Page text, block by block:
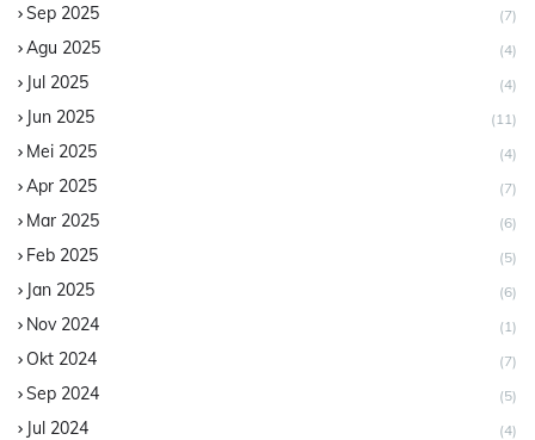
Sep 2025 (7)
Agu 2025 (4)
Jul 2025 (4)
Jun 2025 (11)
Mei 2025 (4)
Apr 2025 (7)
Mar 2025 (6)
Feb 2025 (5)
Jan 2025 (6)
Nov 2024 (1)
Okt 2024 (7)
Sep 2024 (5)
Jul 2024 (4)